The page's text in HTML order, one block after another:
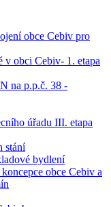
obce Cebiv pro
v obci Cebiv- 1. etapa
na p.p.č. 38 -
úřadu III. etapa
stání
bydlení
obce Cebiv a